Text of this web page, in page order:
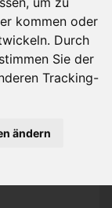
kommen oder
Durch
Sie der
Tracking-
ändern